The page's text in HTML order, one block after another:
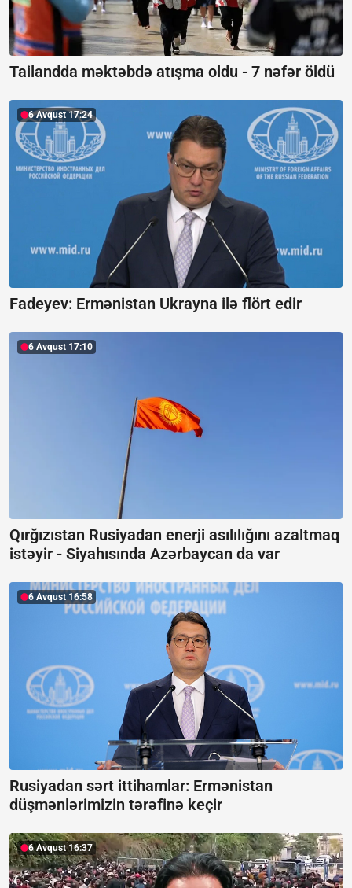
Tailandda məktəbdə atışma oldu - 7 nəfər öldü
6 Avqust 17:24
Fadeyev: Ermənistan Ukrayna ilə flört edir
6 Avqust 17:10
Qırğızıstan Rusiyadan enerji asılılığını azaltmaq
istəyir - Siyahısında Azərbaycan da var
6 Avqust 16:58
Rusiyadan sərt ittihamlar: Ermənistan
düşmənlərimizin tərəfinə keçir
6 Avqust 16:37